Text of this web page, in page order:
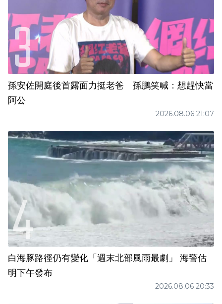
孫安佐開庭後首露面力挺老爸 孫鵬笑喊：想趕快當
阿公
2026.08.06 21:07
白海豚路徑仍有變化「週末北部風雨最劇」 海警估
明下午發布
2026.08.06 20:33